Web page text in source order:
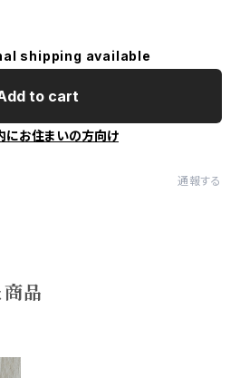
shipping available
to cart
にお住まいの方向け
通報する
品